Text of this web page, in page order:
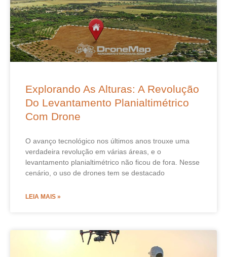
Explorando As Alturas: A Revolução
Do Levantamento Planialtimétrico
Com Drone
O avanço tecnológico nos últimos anos trouxe uma
verdadeira revolução em várias áreas, e o
levantamento planialtimétrico não ficou de fora. Nesse
cenário, o uso de drones tem se destacado
LEIA MAIS »